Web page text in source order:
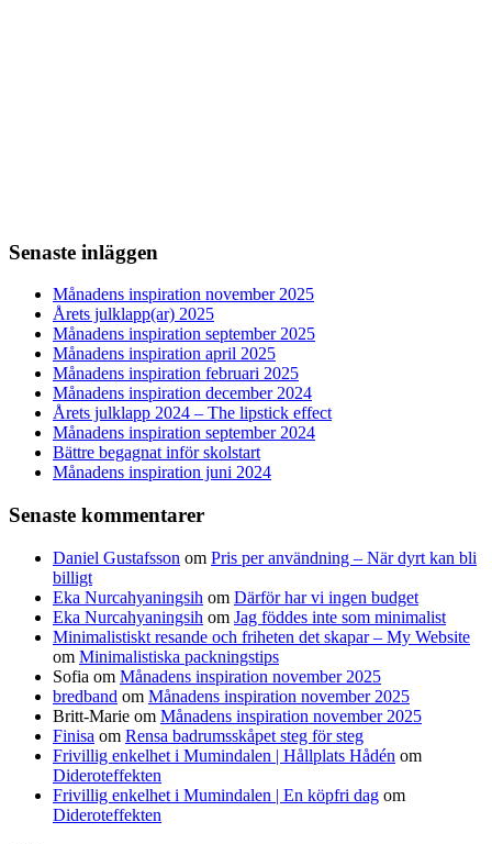
Senaste inläggen
Månadens inspiration november 2025
Årets julklapp(ar) 2025
Månadens inspiration september 2025
Månadens inspiration april 2025
Månadens inspiration februari 2025
Månadens inspiration december 2024
Årets julklapp 2024 – The lipstick effect
Månadens inspiration september 2024
Bättre begagnat inför skolstart
Månadens inspiration juni 2024
Senaste kommentarer
Daniel Gustafsson om Pris per användning – När dyrt kan bli
billigt
Eka Nurcahyaningsih om Därför har vi ingen budget
Eka Nurcahyaningsih om Jag föddes inte som minimalist
Minimalistiskt resande och friheten det skapar – My Website
om Minimalistiska packningstips
Sofia om Månadens inspiration november 2025
bredband om Månadens inspiration november 2025
Britt-Marie om Månadens inspiration november 2025
Finisa om Rensa badrumsskåpet steg för steg
Frivillig enkelhet i Mumindalen | Hållplats Hådén om
Dideroteffekten
Frivillig enkelhet i Mumindalen | En köpfri dag om
Dideroteffekten